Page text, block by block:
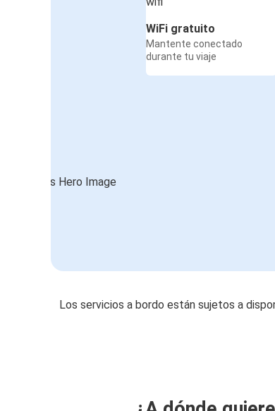
WiFi gratuito
Mantente conectado
durante tu viaje
Los servicios a bordo están sujetos a